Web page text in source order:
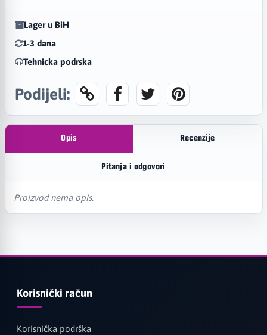
Lager u BiH
1-3 dana
Tehnicka podrska
Podijeli:
Opis Recenzije
Pitanja i odgovori
Proizvod nema opis.
Korisnički račun
Korisnička podrška